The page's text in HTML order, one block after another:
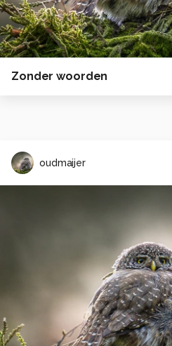
Zonder woorden
oudmaijer